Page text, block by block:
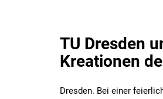
TU Dresden
Kreationen
Dresden. Bei einer